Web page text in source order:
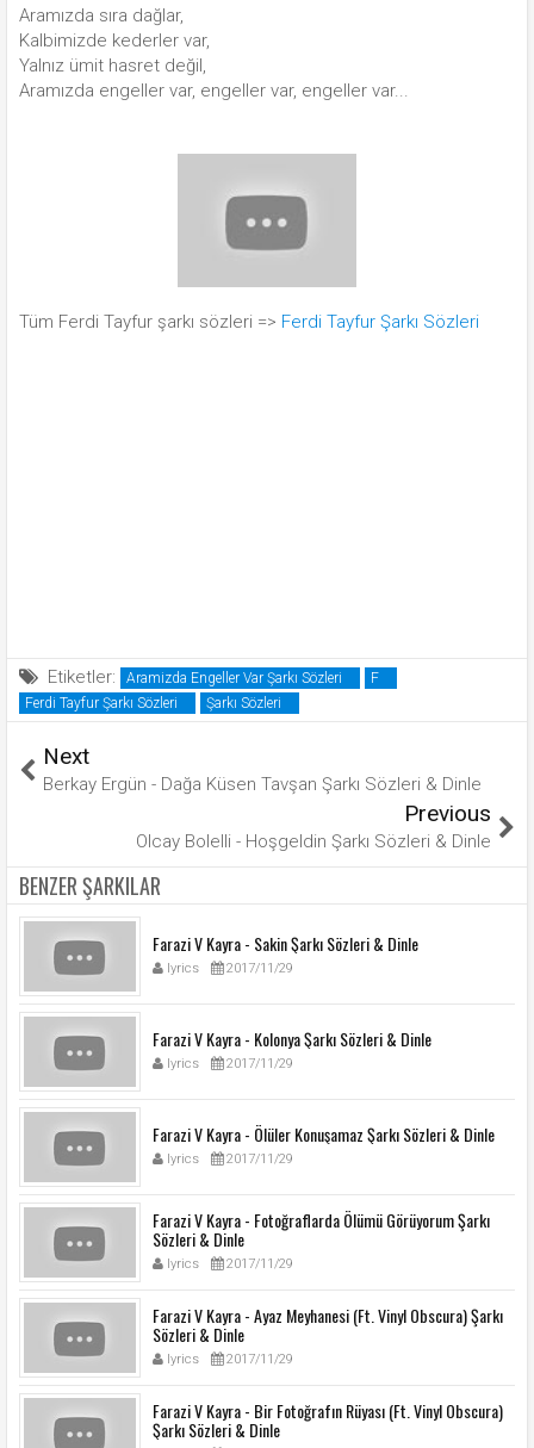
Aramızda sıra dağlar,
Kalbimizde kederler var,
Yalnız ümit hasret değil,
Aramızda engeller var, engeller var, engeller var...
Tüm Ferdi Tayfur şarkı sözleri => Ferdi Tayfur Şarkı Sözleri
Etiketler: Aramizda Engeller Var Şarkı Sözleri
F
Ferdi Tayfur Şarkı Sözleri
Şarkı Sözleri
Next
Berkay Ergün - Dağa Küsen Tavşan Şarkı Sözleri & Dinle
Previous
Olcay Bolelli - Hoşgeldin Şarkı Sözleri & Dinle
BENZER ŞARKILAR
Farazi V Kayra - Sakin Şarkı Sözleri & Dinle
lyrics 2017/11/29
Farazi V Kayra - Kolonya Şarkı Sözleri & Dinle
lyrics 2017/11/29
Farazi V Kayra - Ölüler Konuşamaz Şarkı Sözleri & Dinle
lyrics 2017/11/29
Farazi V Kayra - Fotoğraflarda Ölümü Görüyorum Şarkı
Sözleri & Dinle
lyrics 2017/11/29
Farazi V Kayra - Ayaz Meyhanesi (Ft. Vinyl Obscura) Şarkı
Sözleri & Dinle
lyrics 2017/11/29
Farazi V Kayra - Bir Fotoğrafın Rüyası (Ft. Vinyl Obscura)
Şarkı Sözleri & Dinle